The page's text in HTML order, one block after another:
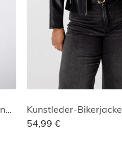
Lederlook-Jacke Jacke mit silbernen Verzierungen
Kunstleder-Bikerjacke
54,99 €